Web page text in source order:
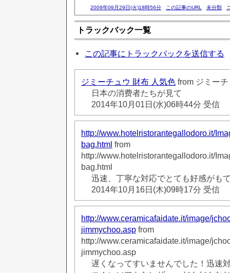
2009年09月29日(火)18時56分 この記事のURL 未分類
トラックバック一覧
この記事にトラックバックを送信する
ジミーチュウ 財布 人気色 from ジミー
日本の消费者たちが見て
2014年10月01日(水)06時44分 受信
http://www.hotelristorantegallodoro.it/
bag.html from
http://www.hotelristorantegallodoro.it/
bag.html
迅速、丁寧な対応でとても好感がも
2014年10月16日(木)09時17分 受信
http://www.ceramicafaidate.it/image/
jimmychoo.asp from
http://www.ceramicafaidate.it/image/
jimmychoo.asp
遅くなってすいませんでした！迅速